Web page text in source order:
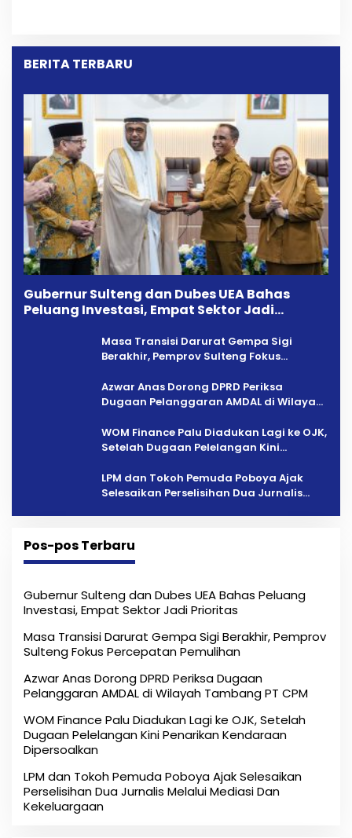
BERITA TERBARU
Gubernur Sulteng dan Dubes UEA Bahas
Peluang Investasi, Empat Sektor Jadi
Masa Transisi Darurat Gempa Sigi
Berakhir, Pemprov Sulteng Fokus
Azwar Anas Dorong DPRD Periksa
Dugaan Pelanggaran AMDAL di Wilayah
‎WOM Finance Palu Diadukan Lagi ke OJK,
Setelah Dugaan Pelelangan Kini
LPM dan Tokoh Pemuda Poboya Ajak
Selesaikan Perselisihan Dua Jurnalis
Pos-pos Terbaru
Gubernur Sulteng dan Dubes UEA Bahas Peluang
Investasi, Empat Sektor Jadi Prioritas
Masa Transisi Darurat Gempa Sigi Berakhir, Pemprov
Sulteng Fokus Percepatan Pemulihan
Azwar Anas Dorong DPRD Periksa Dugaan
Pelanggaran AMDAL di Wilayah Tambang PT CPM
‎WOM Finance Palu Diadukan Lagi ke OJK, Setelah
Dugaan Pelelangan Kini Penarikan Kendaraan
Dipersoalkan ‎
LPM dan Tokoh Pemuda Poboya Ajak Selesaikan
Perselisihan Dua Jurnalis Melalui Mediasi Dan
Kekeluargaan